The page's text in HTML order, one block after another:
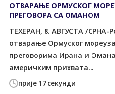
прије 17 секунди
ОТВАРАЊЕ ОРМУСКОГ
ПРЕГОВОРА СА ОМАНОМ
ТЕХЕРАН, 8. АВГУСТА /СРНА-
отварање Ормуског
преговорима Ирана и
америчким прихвата...